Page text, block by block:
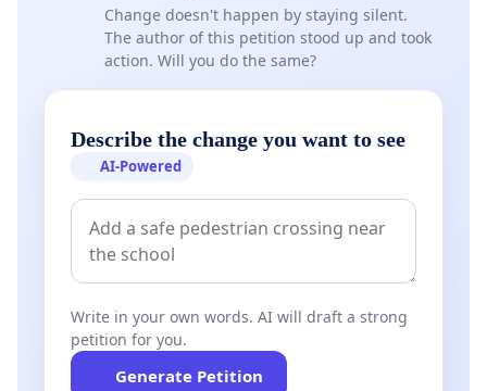
Change doesn't happen by staying silent.
The author of this petition stood up and took
action. Will you do the same?
Describe the change you want to see
AI-Powered
Write in your own words. AI will draft a strong
petition for you.
Generate Petition